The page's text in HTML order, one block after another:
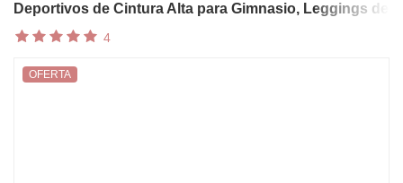
Deportivos de Cintura Alta para Gimnasio, Leggings de
Ajustados para Entrenamiento y Running
4
OFERTA